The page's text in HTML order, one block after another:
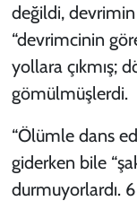
değildi, devrimin
“devrimcinin
yollara çıkmış;
gömülmüşlerdi.
“Ölümle dans
giderken bile
durmuyorlardı.